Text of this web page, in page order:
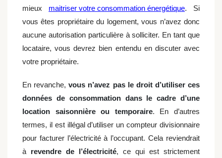
mieux maitriser votre consommation énergétique. Si
vous êtes propriétaire du logement, vous n’avez donc
aucune autorisation particulière à solliciter. En tant que
locataire, vous devrez bien entendu en discuter avec
votre propriétaire.
En revanche,vous n’avez pas le droit d’utiliser ces
données de consommation dans le cadre d’une
location saisonnière ou temporaire. En d’autres
termes, il est illégal d’utiliser un compteur divisionnaire
pour facturer l’électricité à l’occupant. Cela reviendrait
à revendre de l’électricité, ce qui est strictement